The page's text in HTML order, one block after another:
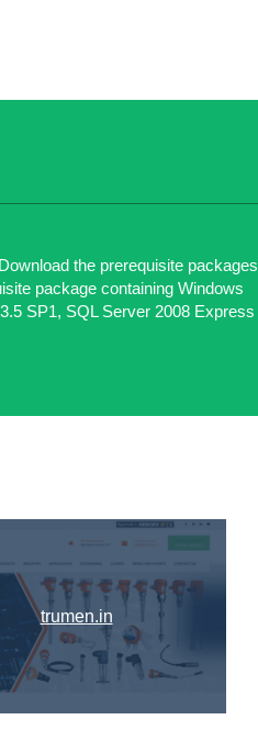
the prerequisite packages
package containing Windows
SP1, SQL Server 2008 Express
trumen.in